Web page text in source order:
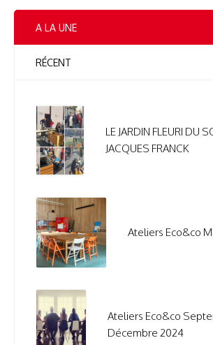
A LA UNE
RÉCENT
LE JARDIN FLEURI DU
JACQUES FRANCK
Ateliers Eco&co
Ateliers Eco&co
Décembre 2024